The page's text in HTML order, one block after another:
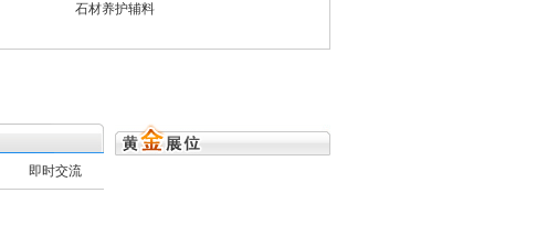
石材养护辅料
即时交流